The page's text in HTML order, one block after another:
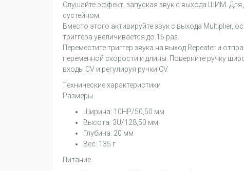
Слушайте эффект, запуская звук с выхода ШИМ.
сустейном.
Вместо этого активируйте звук с выхода Multiplier,
триггера увеличивается до 16 раз.
Переместите триггер звука на выход Repeater и
переменной скорости и длины. Поверните ручку
входы CV и регулируя ручки CV.
Технические характеристики
Размеры
Ширина: 10HP/50,50 мм
Высота: 3U/128,50 мм
Глубина: 20 мм
Вес: 135 г
Питание